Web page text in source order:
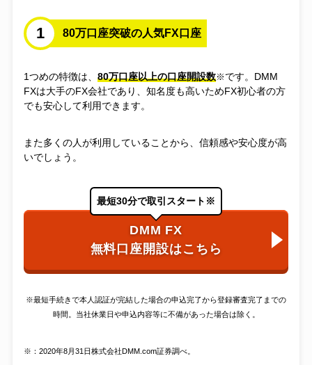
1 80万口座突破の人気FX口座
1つめの特徴は、 80万口座以上の口座開設数※ です。DMM
FXは大手のFX会社であり、知名度も高いためFX初心者の方
でも安心して利用できます。
また多くの人が利用していることから、信頼感や安心度が高
いでしょう。
最短30分で取引スタート※
DMM FX
無料口座開設はこちら
※最短手続きで本人認証が完結した場合の申込完了から登録審査完了までの
時間。当社休業日や申込内容等に不備があった場合は除く。
※：2020年8月31日株式会社DMM.com証券調べ。